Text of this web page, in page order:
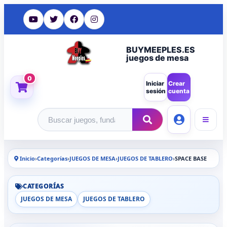
BUYMEEPLES.ES
juegos de mesa
0
Iniciar
sesión
Crear
cuenta
Buscar productos
Inicio›Categorías›JUEGOS DE MESA›JUEGOS DE TABLERO›SPACE BASE
CATEGORÍAS
JUEGOS DE MESA
JUEGOS DE TABLERO